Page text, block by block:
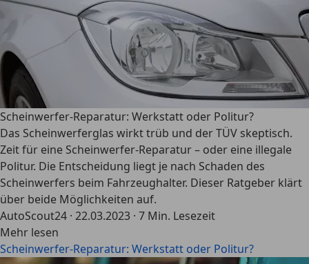
Scheinwerfer-Reparatur: Werkstatt oder Politur?
Das Scheinwerferglas wirkt trüb und der TÜV skeptisch.
Zeit für eine Scheinwerfer-Reparatur – oder eine illegale
Politur. Die Entscheidung liegt je nach Schaden des
Scheinwerfers beim Fahrzeughalter. Dieser Ratgeber klärt
über beide Möglichkeiten auf.
AutoScout24 · 22.03.2023 · 7 Min. Lesezeit
Mehr lesen
Scheinwerfer-Reparatur: Werkstatt oder Politur?